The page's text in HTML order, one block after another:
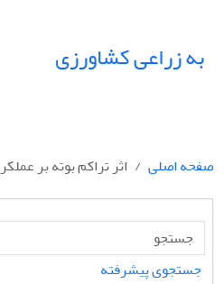
به زراعی کشاورزی
صفحه اصلی اثر تراکم بوته بر
جستجوی پیشرفته